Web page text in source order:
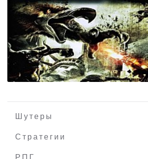
Cossacks 3 (Казаки 3)
Шутеры
Стратегии
РПГ